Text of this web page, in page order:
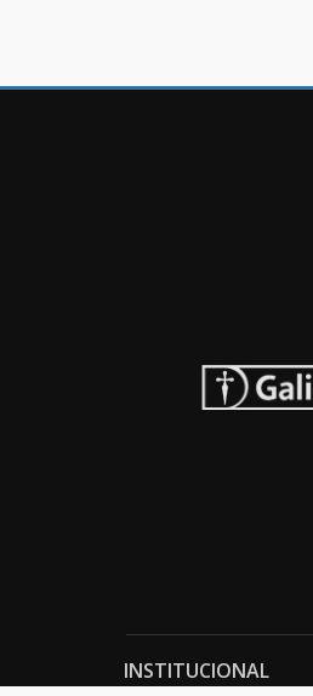
INSTITUCIONAL